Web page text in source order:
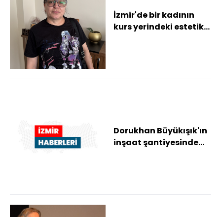
İzmir'de bir kadının
kurs yerindeki estetik
Dorukhan Büyükışık'ın
inşaat şantiyesinde